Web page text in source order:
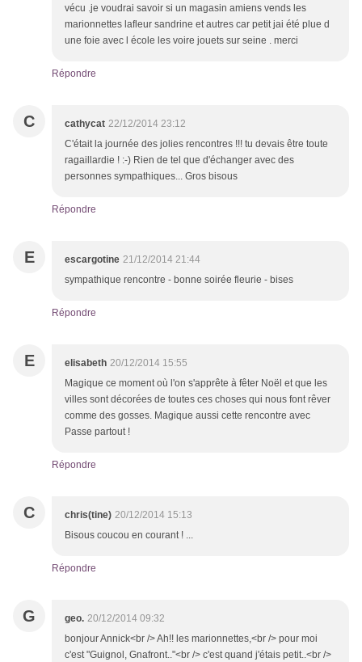
vécu .je voudrai savoir si un magasin amiens vends les
marionnettes lafleur sandrine et autres car petit jai été plue d
une foie avec l école les voire jouets sur seine . merci
Répondre
C cathycat 22/12/2014 23:12
C'était la journée des jolies rencontres !!! tu devais être toute
ragaillardie ! :-) Rien de tel que d'échanger avec des
personnes sympathiques... Gros bisous
Répondre
E escargotine 21/12/2014 21:44
sympathique rencontre - bonne soirée fleurie - bises
Répondre
E elisabeth 20/12/2014 15:55
Magique ce moment où l'on s'apprête à fêter Noël et que les
villes sont décorées de toutes ces choses qui nous font rêver
comme des gosses. Magique aussi cette rencontre avec
Passe partout !
Répondre
C chris(tine) 20/12/2014 15:13
Bisous coucou en courant ! ...
Répondre
G geo. 20/12/2014 09:32
bonjour Annick<br /> Ah!! les marionnettes,<br /> pour moi
c'est "Guignol, Gnafront.."<br /> c'est quand j'étais petit..<br />